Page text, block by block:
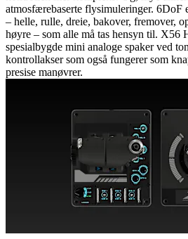
atmosfærebaserte flysimuleringer. 6DoF
– helle, rulle, dreie, bakover, fremover,
høyre – som alle må tas hensyn til. X56
spesialbygde mini analoge spaker ved
kontrollakser som også fungerer som
presise manøvrer.